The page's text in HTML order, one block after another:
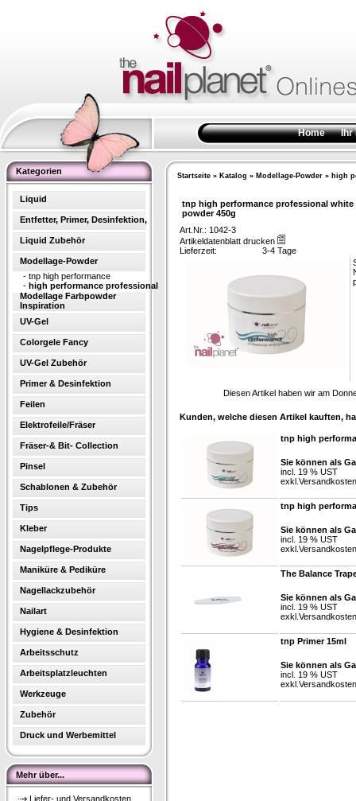
Home Ihr
Kategorien
Liquid
Entfetter, Primer, Desinfektion,
Liquid Zubehör
Modellage-Powder
- tnp high performance
- high performance professional
Modellage Farbpowder
Inspiration
UV-Gel
Colorgele Fancy
UV-Gel Zubehör
Primer & Desinfektion
Feilen
Elektrofeile/Fräser
Fräser-& Bit- Collection
Pinsel
Schablonen & Zubehör
Tips
Kleber
Nagelpflege-Produkte
Maniküre & Pediküre
Nagellackzubehör
Nailart
Hygiene & Desinfektion
Arbeitsschutz
Arbeitsplatzleuchten
Werkzeuge
Zubehör
Druck und Werbemittel
Mehr über...
Liefer- und Versandkosten
Startseite » Katalog » Modellage-Powder » high
tnp high performance professional white
powder 450g
Art.Nr.: 1042-3
Artikeldatenblatt drucken
Lieferzeit:
3-4 Tage
Diesen Artikel haben wir am
Kunden, welche diesen Artikel kauften,
tnp high
Sie können als
incl. 19 % UST
exkl. Versandkosten
tnp high
Sie können als
incl. 19 % UST
exkl. Versandkosten
The Balance
Sie können als
incl. 19 % UST
exkl. Versandkosten
tnp Primer 15ml
Sie können als
incl. 19 % UST
exkl. Versandkosten